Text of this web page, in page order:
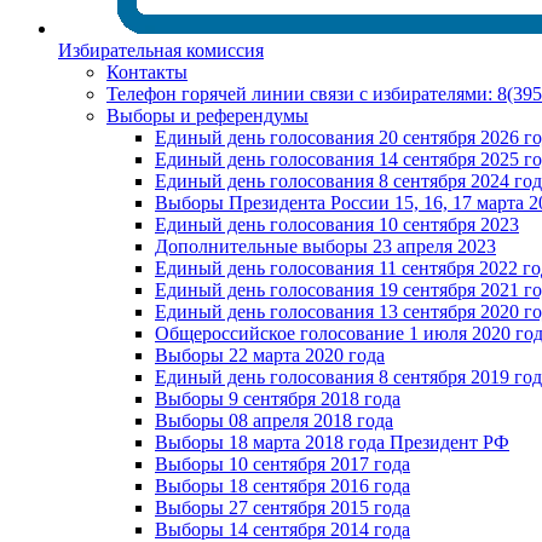
Избирательная комиссия
Контакты
Телефон горячей линии связи с избирателями:
Выборы и референдумы
Единый день голосования 20 сентября 2026
Единый день голосования 14 сентября 2025
Единый день голосования 8 сентября 2024
Выборы Президента России 15, 16, 17 марта
Единый день голосования 10 сентября 2023
Дополнительные выборы 23 апреля 2023
Единый день голосования 11 сентября 2022
Единый день голосования 19 сентября 2021
Единый день голосования 13 сентября 2020
Общероссийское голосование 1 июля 2020
Выборы 22 марта 2020 года
Единый день голосования 8 сентября 2019
Выборы 9 сентября 2018 года
Выборы 08 апреля 2018 года
Выборы 18 марта 2018 года Президент РФ
Выборы 10 сентября 2017 года
Выборы 18 сентября 2016 года
Выборы 27 сентября 2015 года
Выборы 14 сентября 2014 года